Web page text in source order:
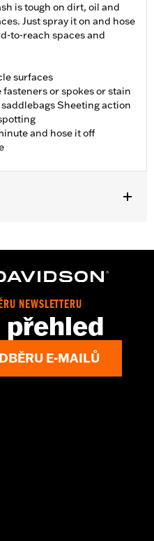
is tough on dirt, oil and
Just spray it on and hose
to-reach spaces and
surfaces
or spokes or stain
Sheeting action
and hose it off
NEWSLETTERU
přehled
E-MAILŮ